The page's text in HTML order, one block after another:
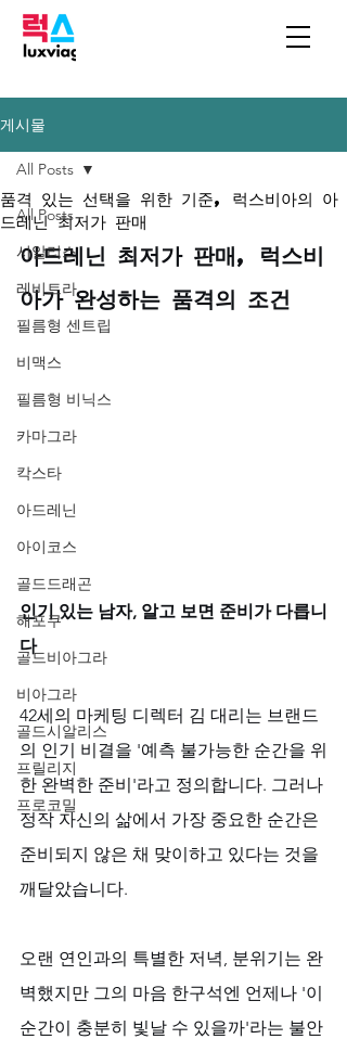
게시물
All Posts
시알리스
레비트라
필름형 센트립
비맥스
필름형 비닉스
카마그라
칵스타
아드레닌
아이코스
골드드래곤
해포쿠
골드비아그라
비아그라
골드시알리스
프릴리지
프로코밀
All Posts
품격 있는 선택을 위한 기준, 럭스비아의 아
드레닌 최저가 판매
아드레닌 최저가 판매, 럭스비
아가 완성하는 품격의 조건
인기 있는 남자, 알고 보면 준비가 다릅니
다
42세의 마케팅 디렉터 김 대리는 브랜드
의 인기 비결을 '예측 불가능한 순간을 위
한 완벽한 준비'라고 정의합니다. 그러나
정작 자신의 삶에서 가장 중요한 순간은
준비되지 않은 채 맞이하고 있다는 것을
깨달았습니다.
오랜 연인과의 특별한 저녁, 분위기는 완
벽했지만 그의 마음 한구석엔 언제나 '이
순간이 충분히 빛날 수 있을까'라는 불안